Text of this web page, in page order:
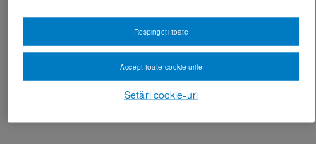
Setări cookie-uri
Respingeți toate
Accept toate cookie-urile